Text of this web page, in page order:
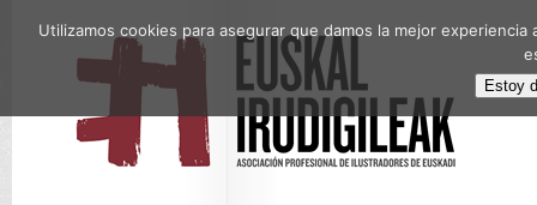
Utilizamos cookies para asegurar que damos la mejor
Estoy